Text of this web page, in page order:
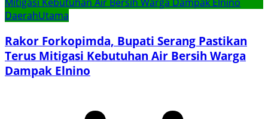
DaerahUtama
Rakor Forkopimda, Bupati Serang Pastikan
Terus Mitigasi Kebutuhan Air Bersih Warga
Dampak Elnino